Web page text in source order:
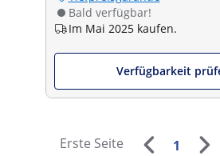
Bald verfügbar!
Im Mai 2025 kaufen.
Verfügbarkeit
Erste Seite 1